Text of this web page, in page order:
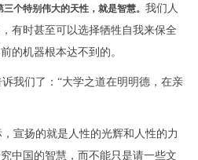
个特别伟大的天性，就是智慧。 我们人
有时甚至可以选择牺牲自我来保全
的机器根本达不到的。
我们了：“大学之道在明明德，在亲
宣扬的就是人性的光辉和人性的力
中国的智慧，而不能只是请一些文